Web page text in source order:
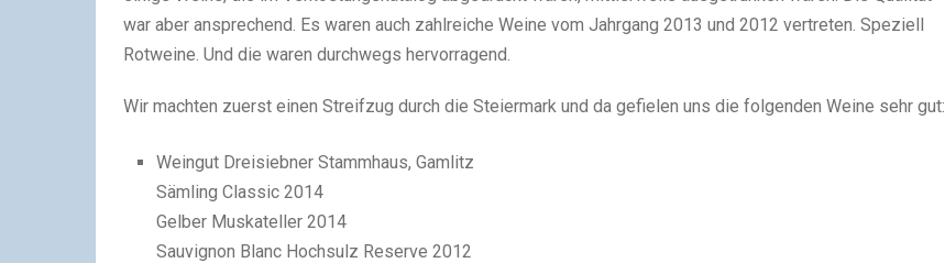
war aber ansprechend. Es waren auch zahlreiche Weine vom Jahrgang 2013 und 2012 vertreten. Speziell
Rotweine. Und die waren durchwegs hervorragend.
Wir machten zuerst einen Streifzug durch die Steiermark und da gefielen uns die folgenden Weine sehr gut:
Weingut Dreisiebner Stammhaus, Gamlitz
Sämling Classic 2014
Gelber Muskateller 2014
Sauvignon Blanc Hochsulz Reserve 2012